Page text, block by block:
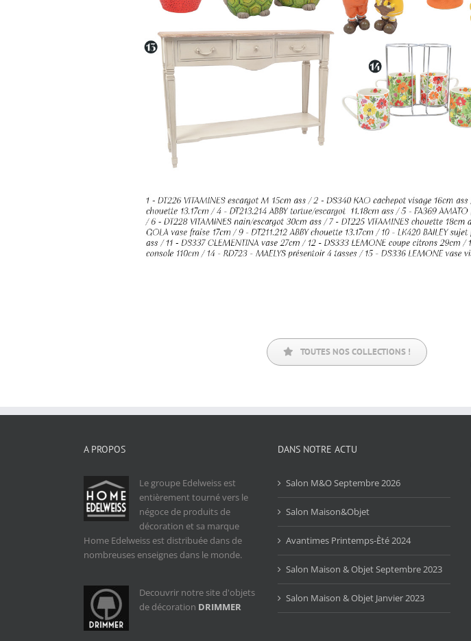
TOUTES NOS COLLECTIONS !
A PROPOS
Le groupe Edelweiss est
entièrement tourné vers le
négoce de produits de
décoration et sa marque
Home Edelweiss est distribuée dans de
nombreuses enseignes dans le monde.
Decouvrir notre site d'objets
de décoration DRIMMER
DANS NOTRE ACTU
Salon M&O Septembre 2026
Salon Maison&Objet
Avantimes Printemps-Èté 2024
Salon Maison & Objet Septembre 2023
Salon Maison & Objet Janvier 2023